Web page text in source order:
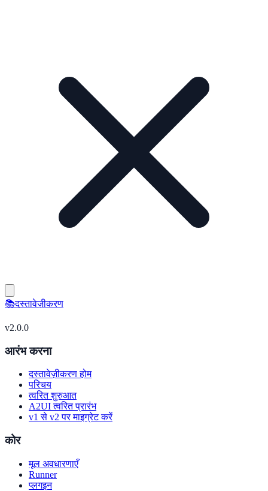
📚दस्तावेज़ीकरण
v2.0.0
आरंभ करना
दस्तावेज़ीकरण होम
परिचय
त्वरित शुरुआत
A2UI त्वरित प्रारंभ
v1 से v2 पर माइग्रेट करें
कोर
मूल अवधारणाएँ
Runner
प्लगइन